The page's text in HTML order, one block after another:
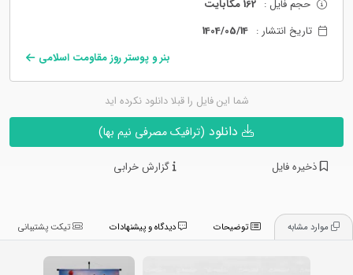
حجم فایل : 162 مگابایت
تاریخ انتشار : 1404/05/14
بنر و پوستر روز مقاومت اسلامی
شما این فایل را قبلا دانلود نکرده اید
(ترافیک مصرفی نیم بها)
ذخیره فایل گزارش خرابی
توضیحات تیکت پشتیبانی